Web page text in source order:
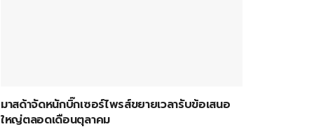
มาสด้าจัดหนักบิ๊กเซอร์ไพรส์ขยายเวลารับข้อเสนอ
ใหญ่ตลอดเดือนตุลาคม